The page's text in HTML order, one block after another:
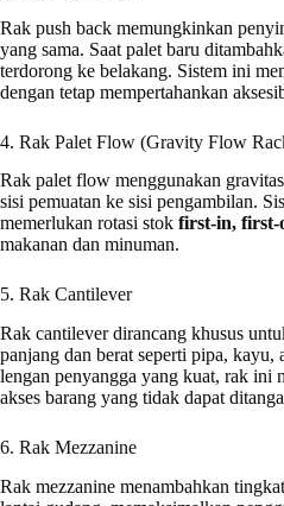
Rak push back memungkinkan
yang sama. Saat palet baru
terdorong ke belakang. Sistem ini
dengan tetap mempertahankan
4. Rak Palet Flow (Gravity Flow
Rak palet flow menggunakan
sisi pemuatan ke sisi pengambilan.
memerlukan rotasi stok first-in, first-
makanan dan minuman.
5. Rak Cantilever
Rak cantilever dirancang khusus
panjang dan berat seperti pipa, kayu,
lengan penyangga yang kuat, rak ini
akses barang yang tidak dapat
6. Rak Mezzanine
Rak mezzanine menambahkan